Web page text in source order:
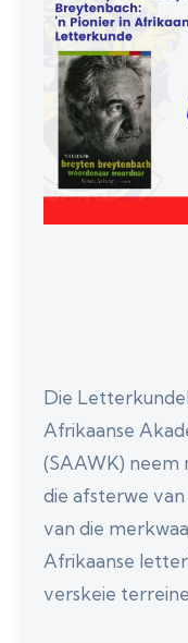
Die
Afrikaanse
(SAAWK) neem
die afsterwe
van die
Afrikaanse
verskeie